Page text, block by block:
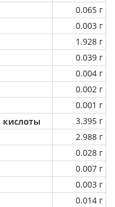
0.065 г
0.003 г
1.928 г
0.039 г
0.004 г
0.002 г
0.001 г
3.395 г
2.988 г
0.028 г
0.007 г
0.003 г
0.014 г